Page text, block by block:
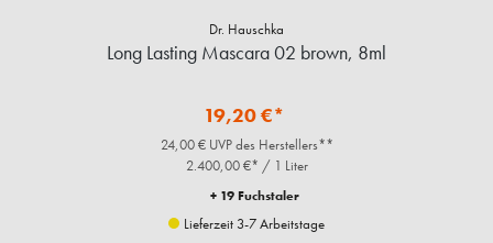
Dr. Hauschka
Long Lasting Mascara 02 brown, 8ml
19,20 €*
24,00 € UVP des Herstellers**
2.400,00 €* / 1 Liter
+ 19 Fuchstaler
Lieferzeit 3-7 Arbeitstage